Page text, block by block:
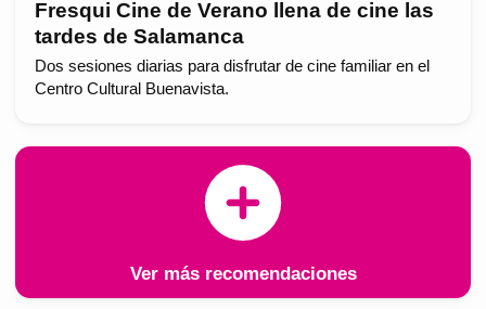
Fresqui Cine de Verano llena de cine las
tardes de Salamanca
Dos sesiones diarias para disfrutar de cine familiar en el
Centro Cultural Buenavista.
Ver más recomendaciones